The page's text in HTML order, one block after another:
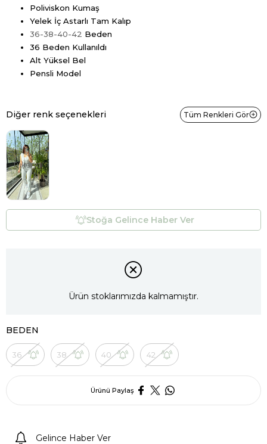
Poliviskon Kumaş
Yelek İç Astarlı Tam Kalıp
36-38-40-42 Beden
36 Beden Kullanıldı
Alt Yüksel Bel
Pensli Model
Diğer renk seçenekleri Tüm Renkleri Gör
Tükendi
Stoğa Gelince Haber Ver
Ürün stoklarımızda kalmamıştır.
BEDEN
36 38 40 42
Ürünü Paylaş
Gelince Haber Ver